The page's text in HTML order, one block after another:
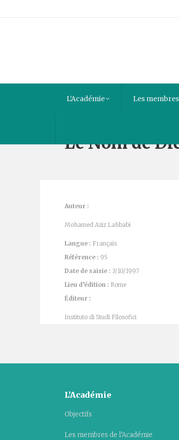
L’Académie Les membres
Le Nom de
Auteur :
Mohamed Aziz Lahbabi
Langue : Français
Référence : 95
Date de saisie : 3/10/1997
Lieu d’édition : Rome
Éditeur :
Instituto di Studi Filosofici
L’Académie
Objectifs
Les membres de l’Académie